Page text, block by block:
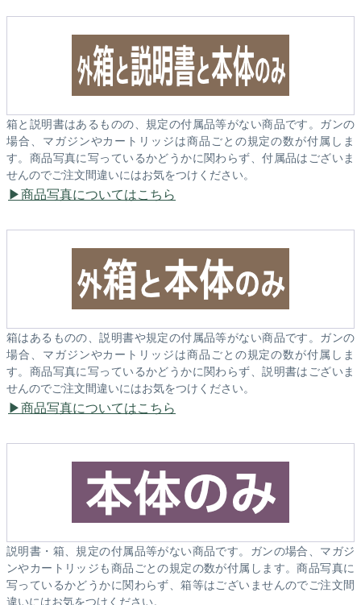
箱と説明書はあるものの、規定の付属品等がない商品です。ガンの
場合、マガジンやカートリッジは商品ごとの規定の数が付属しま
す。商品写真に写っているかどうかに関わらず、付属品はございま
せんのでご注文間違いにはお気をつけください。
商品写真についてはこちら
箱はあるものの、説明書や規定の付属品等がない商品です。ガンの
場合、マガジンやカートリッジは商品ごとの規定の数が付属しま
す。商品写真に写っているかどうかに関わらず、説明書はございま
せんのでご注文間違いにはお気をつけください。
商品写真についてはこちら
説明書・箱、規定の付属品等がない商品です。ガンの場合、マガジ
ンやカートリッジも商品ごとの規定の数が付属します。商品写真に
写っているかどうかに関わらず、箱等はございませんのでご注文間
違いにはお気をつけください。